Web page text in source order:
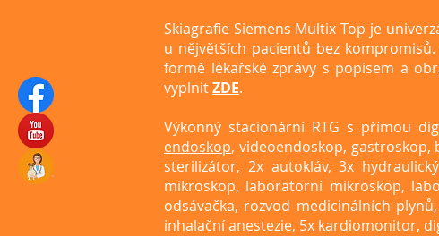
Skiagrafie Siemens Multix Top je
u nějvětších pacientů bez
formě lékařské zprávy s popisem a
vyplnitZDE.
Výkonný stacionární RTG s přímou
endoskop, videoendoskop,
sterilizátor, 2x autokláv, 3x
mikroskop, laboratorní mikroskop,
odsávačka, rozvod medicinálních
inhalační anestezie, 5x kardiomonitor,